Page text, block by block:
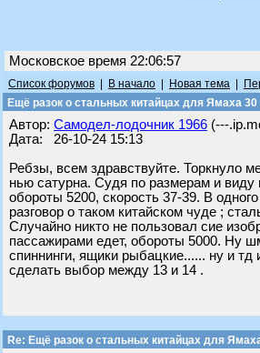
Московское время 22:06:57
Список форумов В начало Новая тема
Ещё разок о стальных китайцах для Ямаха 30
Автор: Самодел-лодочник 1966 (---
Дата: 26-10-24 15:13
Ребзы, всем здравствуйте. Торкнуло
нью сатурна. Судя по размерам и виду
обороты 5200, скорость 37-39. В
разговор о таком китайском чуде ;
Случайно никто не пользовал сие
пассажирами едет, обороты 5000. Ну
спиннинги, ящики рыбацкие...... ну и
сделать выбор между 13 и 14 .
Re: Ещё разок о стальных китайцах для